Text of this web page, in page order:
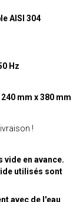
AISI 304
Hz
mm x 380 mm
!
vide en avance.
utilisés sont
avec de l'eau